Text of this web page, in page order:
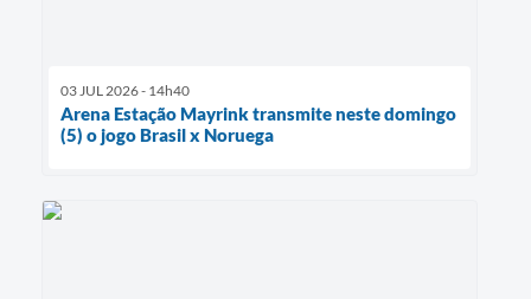
03 JUL 2026 - 14h40
Arena Estação Mayrink transmite neste domingo
(5) o jogo Brasil x Noruega